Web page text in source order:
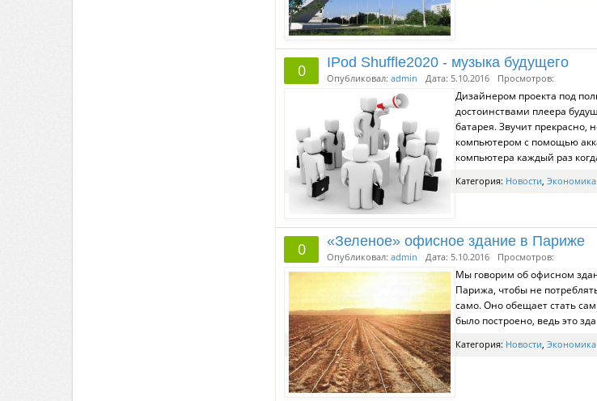
0 IPod Shuffle2020 - музыка будущего
Опубликовал: admin Дата: 5.10.2016 Просмотров:
Дизайнером проекта под
достоинствами плеера
батарея. Звучит прекрасно,
компьютером с помощью
компьютера каждый раз
Категория: Новости, Экономика
0 «Зеленое» офисное здание в Париже
Опубликовал: admin Дата: 5.10.2016 Просмотров:
Мы говорим об офисном
Парижа, чтобы не
само. Оно обещает стать
было построено, ведь это
Категория: Новости, Экономика